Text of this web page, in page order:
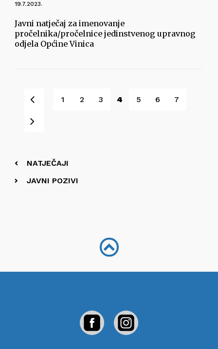
19.7.2023.
Javni natječaj za imenovanje
pročelnika/pročelnice jedinstvenog upravnog
odjela Općine Vinica
1 2 3 4 5 6 7
NATJEČAJI
JAVNI POZIVI